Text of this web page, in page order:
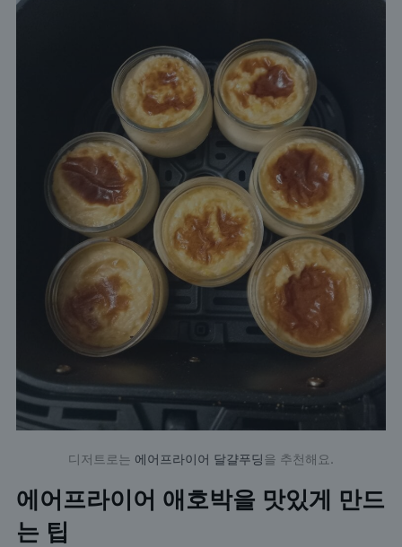
디저트로는 에어프라이어 달걀푸딩을 추천해요.
에어프라이어 애호박을 맛있게 만드
는 팁